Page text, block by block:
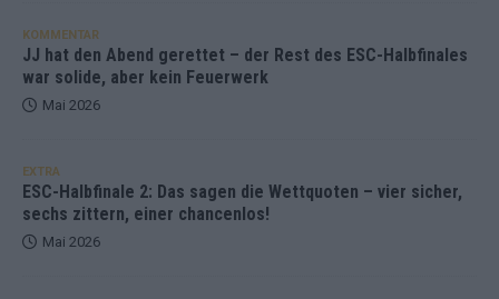
KOMMENTAR
JJ hat den Abend gerettet – der Rest des ESC-Halbfinales
war solide, aber kein Feuerwerk
Mai 2026
EXTRA
ESC-Halbfinale 2: Das sagen die Wettquoten – vier sicher,
sechs zittern, einer chancenlos!
Mai 2026